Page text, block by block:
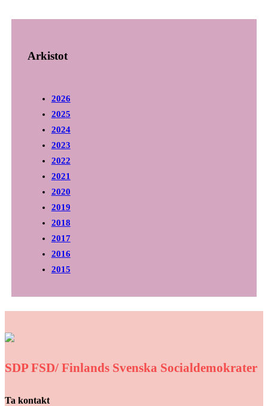
Arkistot
2026
2025
2024
2023
2022
2021
2020
2019
2018
2017
2016
2015
SDP FSD/ Finlands Svenska Socialdemokrater
Ta kontakt